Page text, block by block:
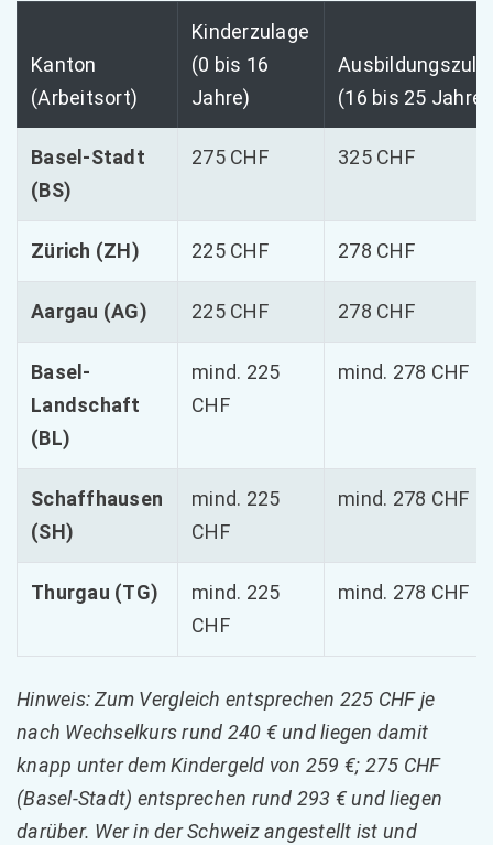
Kanton
(Arbeitsort)
Kinderzulage
(0 bis 16
Jahre)
(16 bis 25 Jahre)
Basel-Stadt
(BS)
275 CHF 325 CHF
Zürich (ZH) 225 CHF 278 CHF
Aargau (AG) 225 CHF 278 CHF
Basel-
Landschaft
(BL)
mind. 225
CHF
mind. 278 CHF
Schaffhausen
(SH)
mind. 225
CHF
mind. 278 CHF
Thurgau (TG)
mind. 225
CHF
mind. 278 CHF
Hinweis: Zum Vergleich entsprechen 225 CHF je
nach Wechselkurs rund 240 € und liegen damit
knapp unter dem Kindergeld von 259 €; 275 CHF
(Basel-Stadt) entsprechen rund 293 € und liegen
darüber. Wer in der Schweiz angestellt ist und